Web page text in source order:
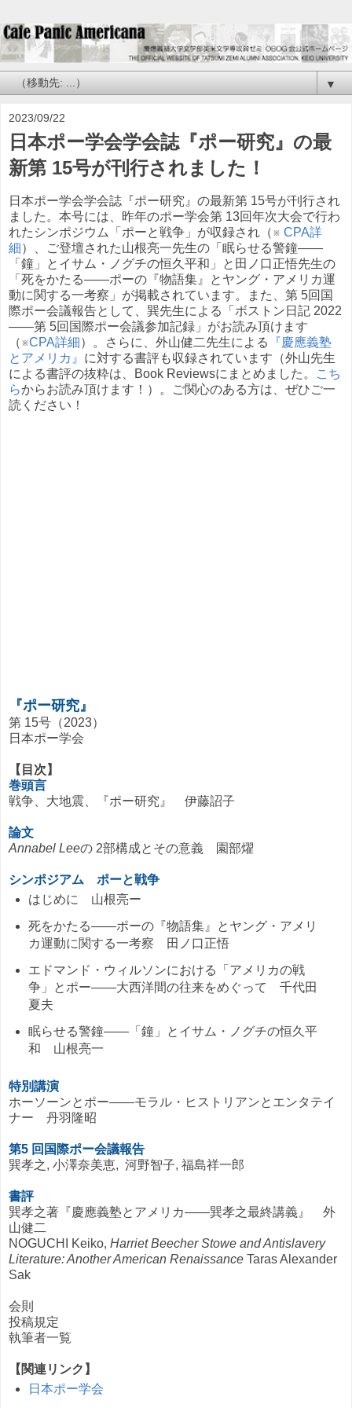
▼
2023/09/22
日本ポー学会学会誌『ポー研究』の最
新第 15号が刊行されました！
日本ポー学会学会誌『ポー研究』の最新第 15号が刊行され
ました。本号には、昨年のポー学会第 13回年次大会で行わ
れたシンポジウム「ポーと戦争」が収録され（※ CPA詳
細）、ご登壇された山根亮一先生の「眠らせる警鐘——
「鐘」とイサム・ノグチの恒久平和」と田ノ口正悟先生の
「死をかたる——ポーの『物語集』とヤング・アメリカ運
動に関する一考察」が掲載されています。また、第 5回国
際ポー会議報告として、巽先生による「ボストン日記 2022
——第 5回国際ポー会議参加記録」がお読み頂けます
（※CPA詳細）。さらに、外山健二先生による
『慶應義塾
とアメリカ』 に対する書評も収録されています（外山先生
による書評の抜粋は、Book Reviewsにまとめました。
こち
らからお読み頂けます！）。ご関心のある方は、ぜひご一
読ください！
『ポー研究』
第 15号（2023）
日本ポー学会
【目次】
巻頭言
戦争、大地震、『ポー研究』 伊藤詔子
論文
Annabel Leeの 2部構成とその意義 園部燿
シンポジアム ポーと戦争
はじめに 山根亮ー
死をかたる——ポーの『物語集』とヤング・アメリ
カ運動に関する一考察 田ノ口正悟
エドマンド・ウィルソンにおける「アメリカの戦
争」とポー——大西洋間の往来をめぐって 千代田
夏夫
眠らせる警鐘——「鐘」とイサム・ノグチの恒久平
和 山根亮一
特別講演
ホーソーンとポー——モラル・ヒストリアンとエンタテイ
ナー 丹羽隆昭
第5 回国際ポー会議報告
巽孝之, 小澤奈美恵, 河野智子, 福島祥一郎
書評
巽孝之著『慶應義塾とアメリカ——巽孝之最終講義』 外
山健二
NOGUCHI Keiko, Harriet Beecher Stowe and Antislavery
Literature: Another American Renaissance Taras Alexander
Sak
会則
投稿規定
執筆者一覧
【関連リンク】
日本ポー学会